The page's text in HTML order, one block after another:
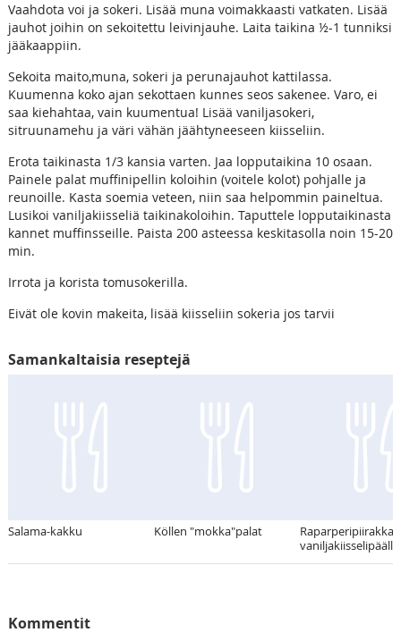
Vaahdota voi ja sokeri. Lisää muna voimakkaasti vatkaten. Lisää
jauhot joihin on sekoitettu leivinjauhe. Laita taikina ½-1 tunniksi
jääkaappiin.
Sekoita maito,muna, sokeri ja perunajauhot kattilassa.
Kuumenna koko ajan sekottaen kunnes seos sakenee. Varo, ei
saa kiehahtaa, vain kuumentua! Lisää vaniljasokeri,
sitruunamehu ja väri vähän jäähtyneeseen kiisseliin.
Erota taikinasta 1/3 kansia varten. Jaa lopputaikina 10 osaan.
Painele palat muffinipellin koloihin (voitele kolot) pohjalle ja
reunoille. Kasta soemia veteen, niin saa helpommin paineltua.
Lusikoi vaniljakiisseliä taikinakoloihin. Taputtele lopputaikinasta
kannet muffinsseille. Paista 200 asteessa keskitasolla noin 15-20
min.
Irrota ja korista tomusokerilla.
Eivät ole kovin makeita, lisää kiisseliin sokeria jos tarvii
Samankaltaisia reseptejä
Salama-kakku Köllen "mokka"palat
Raparperipiirakka
Kommentit